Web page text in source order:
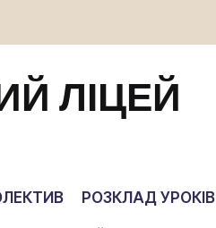
ЛІЦЕЙ
РОЗКЛАД УРОКІВ